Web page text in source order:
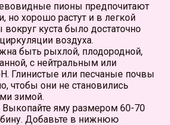
пионы предпочитают
но хорошо растут и в легкой
вокруг куста было достаточно
воздуха.
быть рыхлой, плодородной,
с нейтральным или
Глинистые или песчаные почвы
чтобы они не становились
зимой.
Выкопайте яму размером 60-70
Добавьте в нижнюю